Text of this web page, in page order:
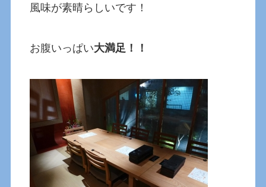
風味が素晴らしいです！
お腹いっぱい大満足！！